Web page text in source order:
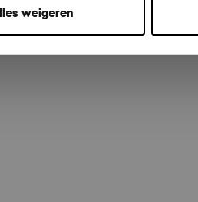
weigeren